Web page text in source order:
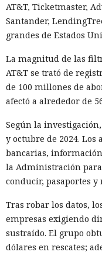
AT&T, Ticketmaster,
Santander,
grandes de Estados
La magnitud de las
AT&T se trató de
de 100 millones de
afectó a alrededor de
Según la
y octubre de 2024. Los
bancarias,
la Administración
conducir, pasaportes
Tras robar los datos,
empresas exigiendo
sustraído. El grupo
dólares en rescates;